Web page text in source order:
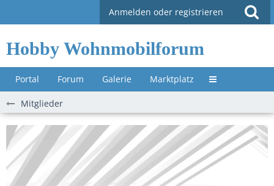
Anmelden oder registrieren
Hobby Wohnmobilforum
Portal Forum Galerie Marktplatz Untermenü »
Mitglieder